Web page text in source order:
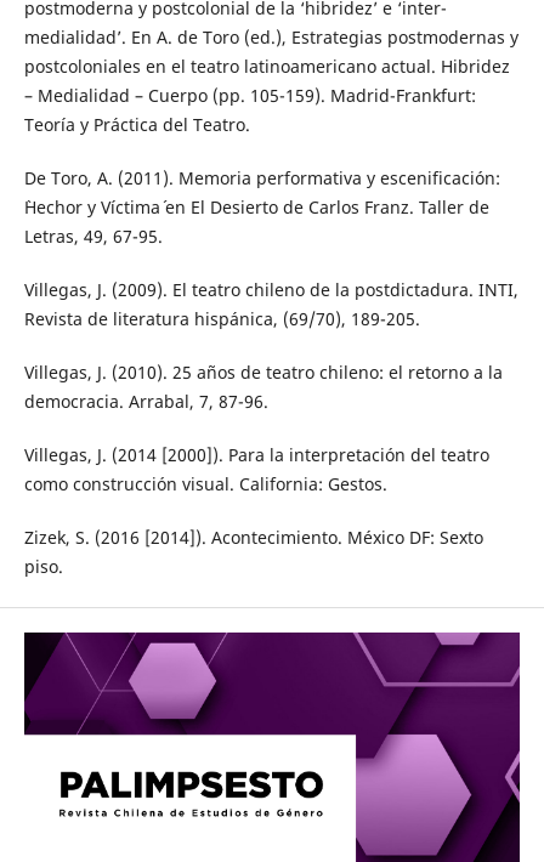
postmoderna y postcolonial de la ‘hibridez’ e ‘inter-
medialidad’. En A. de Toro (ed.), Estrategias postmodernas y
postcoloniales en el teatro latinoamericano actual. Hibridez
– Medialidad – Cuerpo (pp. 105-159). Madrid-Frankfurt:
Teoría y Práctica del Teatro.
De Toro, A. (2011). Memoria performativa y escenificación:
`Hechor y Víctima´ en El Desierto de Carlos Franz. Taller de
Letras, 49, 67-95.
Villegas, J. (2009). El teatro chileno de la postdictadura. INTI,
Revista de literatura hispánica, (69/70), 189-205.
Villegas, J. (2010). 25 años de teatro chileno: el retorno a la
democracia. Arrabal, 7, 87-96.
Villegas, J. (2014 [2000]). Para la interpretación del teatro
como construcción visual. California: Gestos.
Zizek, S. (2016 [2014]). Acontecimiento. México DF: Sexto
piso.